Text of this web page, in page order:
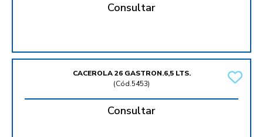
Consultar
CACEROLA 26 GASTRON.6,5 LTS.
(Cód.5453)
Consultar